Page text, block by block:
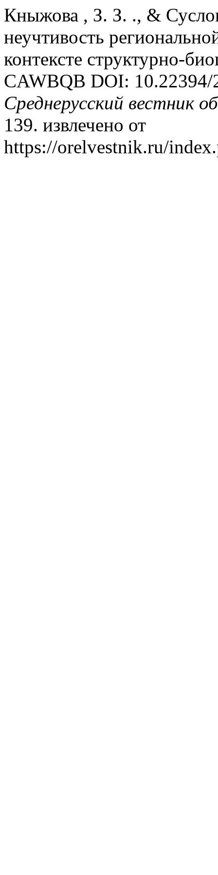
Кныжова , З. З. ., &
неучтивость
контексте структурно-
CAWBQB DOI:
Среднерусский вестник
139. извлечено от
https://orelvestnik.ru/